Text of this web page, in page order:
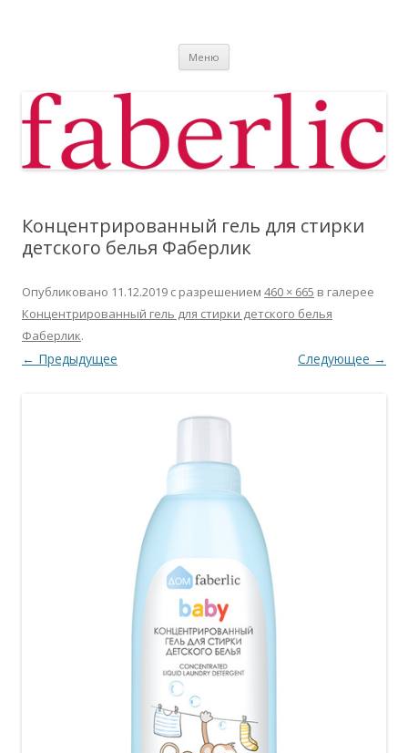
Меню
Концентрированный гель для стирки
детского белья Фаберлик
Опубликовано 11.12.2019 с разрешением 460 × 665 в галерее
Концентрированный гель для стирки детского белья
Фаберлик.
← Предыдущее Следующее →